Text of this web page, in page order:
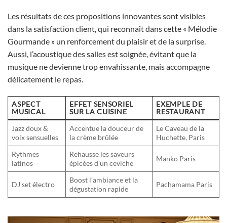
Les résultats de ces propositions innovantes sont visibles
dans la satisfaction client, qui reconnaît dans cette « Mélodie
Gourmande » un renforcement du plaisir et de la surprise.
Aussi, l’acoustique des salles est soignée, évitant que la
musique ne devienne trop envahissante, mais accompagne
délicatement le repas.
ASPECT
MUSICAL
EFFET SENSORIEL
SUR LA CUISINE
EXEMPLE DE
RESTAURANT
Jazz doux &
voix sensuelles
Accentue la douceur de
la crème brûlée
Le Caveau de la
Huchette, Paris
Rythmes
latinos
Rehausse les saveurs
épicées d’un ceviche
Manko Paris
DJ set électro
Boost l’ambiance et la
dégustation rapide
Pachamama Paris